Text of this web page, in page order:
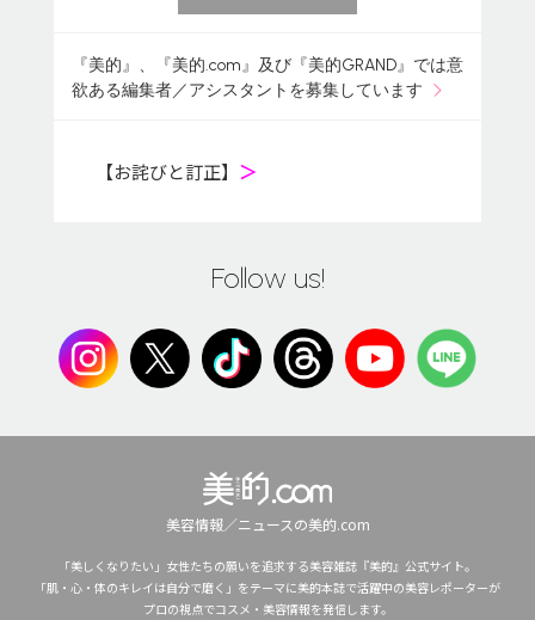
『美的』、『美的.com』及び『美的GRAND』では意
欲ある編集者／アシスタントを募集しています
【お詫びと訂正】 ＞
Follow us!
美容情報／ニュースの美的.com
「美しくなりたい」女性たちの願いを追求する美容雑誌『美的』公式サイト。
「肌・心・体のキレイは自分で磨く」をテーマに美的本誌で活躍中の美容レポーターが
プロの視点でコスメ・美容情報を発信します。